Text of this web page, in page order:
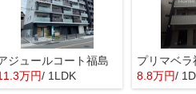
ジュールコート福島
万円/ 1LDK
プリマベラ
8.8万円/